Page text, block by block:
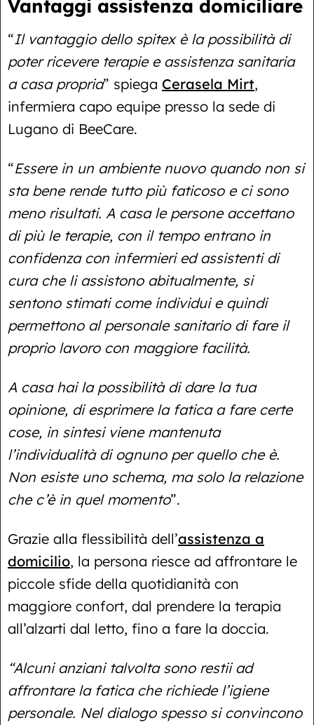
Vantaggi assistenza domiciliare
“Il vantaggio dello spitex è la possibilità di
poter ricevere terapie e assistenza sanitaria
a casa propria” spiega Cerasela Mirt,
infermiera capo equipe presso la sede di
Lugano di BeeCare.
“Essere in un ambiente nuovo quando non si
sta bene rende tutto più faticoso e ci sono
meno risultati. A casa le persone accettano
di più le terapie, con il tempo entrano in
confidenza con infermieri ed assistenti di
cura che li assistono abitualmente, si
sentono stimati come individui e quindi
permettono al personale sanitario di fare il
proprio lavoro con maggiore facilità.
A casa hai la possibilità di dare la tua
opinione, di esprimere la fatica a fare certe
cose, in sintesi viene mantenuta
l’individualità di ognuno per quello che è.
Non esiste uno schema, ma solo la relazione
che c’è in quel momento”.
Grazie alla flessibilità dell’assistenza a
domicilio, la persona riesce ad affrontare le
piccole sfide della quotidianità con
maggiore confort, dal prendere la terapia
all’alzarti dal letto, fino a fare la doccia.
“Alcuni anziani talvolta sono restii ad
affrontare la fatica che richiede l’igiene
personale. Nel dialogo spesso si convincono